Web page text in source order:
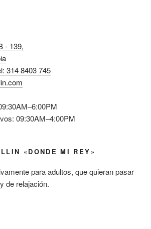
- 139,
314 8403 745
09:30AM–4:00PM
«DONDE MI REY»
para adultos, que quieran pasar
de relajación.